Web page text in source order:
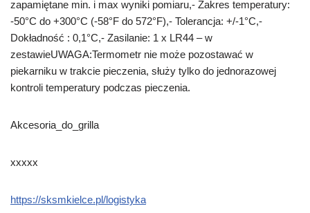
zapamiętane min. i max wyniki pomiaru,- Zakres temperatury:
-50°C do +300°C (-58°F do 572°F),- Tolerancja: +/-1°C,-
Dokładność : 0,1°C,- Zasilanie: 1 x LR44 – w
zestawieUWAGA:Termometr nie może pozostawać w
piekarniku w trakcie pieczenia, służy tylko do jednorazowej
kontroli temperatury podczas pieczenia.
Akcesoria_do_grilla
xxxxx
https://sksmkielce.pl/logistyka